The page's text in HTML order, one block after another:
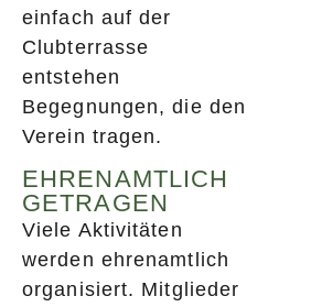
einfach auf der
Clubterrasse
entstehen
Begegnungen, die den
Verein tragen.
EHRENAMTLICH
GETRAGEN
Viele Aktivitäten
werden ehrenamtlich
organisiert. Mitglieder